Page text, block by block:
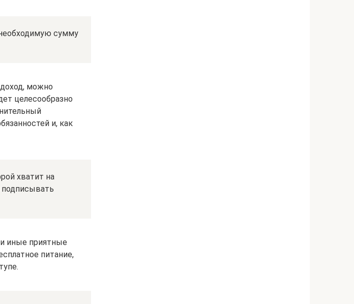
сумму
можно
целесообразно
и, как
хватит на
иные приятные
питание,